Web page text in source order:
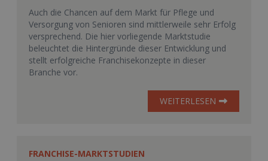
Auch die Chancen auf dem Markt für Pflege und
Versorgung von Senioren sind mittlerweile sehr Erfolg
versprechend. Die hier vorliegende Marktstudie
beleuchtet die Hintergründe dieser Entwicklung und
stellt erfolgreiche Franchisekonzepte in dieser
Branche vor.
WEITERLESEN
FRANCHISE-MARKTSTUDIEN